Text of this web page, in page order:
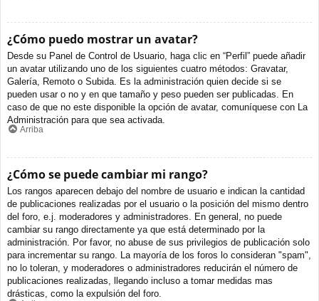
¿Cómo puedo mostrar un avatar?
Desde su Panel de Control de Usuario, haga clic en “Perfil” puede añadir
un avatar utilizando uno de los siguientes cuatro métodos: Gravatar,
Galería, Remoto o Subida. Es la administración quien decide si se
pueden usar o no y en que tamaño y peso pueden ser publicadas. En
caso de que no este disponible la opción de avatar, comuníquese con La
Administración para que sea activada.
Arriba
¿Cómo se puede cambiar mi rango?
Los rangos aparecen debajo del nombre de usuario e indican la cantidad
de publicaciones realizadas por el usuario o la posición del mismo dentro
del foro, e.j. moderadores y administradores. En general, no puede
cambiar su rango directamente ya que está determinado por la
administración. Por favor, no abuse de sus privilegios de publicación solo
para incrementar su rango. La mayoría de los foros lo consideran "spam",
no lo toleran, y moderadores o administradores reducirán el número de
publicaciones realizadas, llegando incluso a tomar medidas mas
drásticas, como la expulsión del foro.